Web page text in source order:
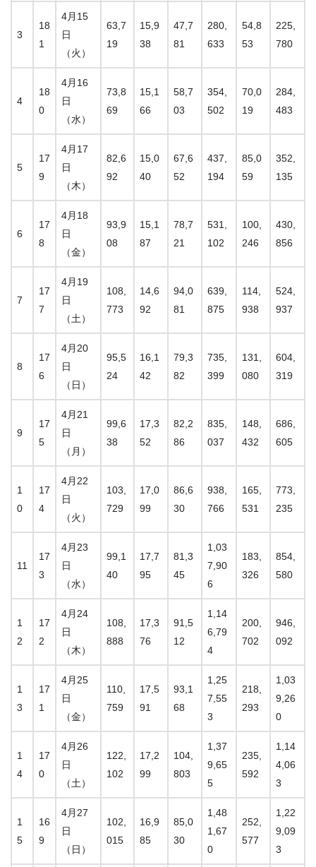
3
18
1
4月15
日
（火）
63,7
19
15,9
38
47,7
81
280,
633
54,8
53
225,
780
4
18
0
4月16
日
（水）
73,8
69
15,1
66
58,7
03
354,
502
70,0
19
284,
483
5
17
9
4月17
日
（木）
82,6
92
15,0
40
67,6
52
437,
194
85,0
59
352,
135
6
17
8
4月18
日
（金）
93,9
08
15,1
87
78,7
21
531,
102
100,
246
430,
856
7
17
7
4月19
日
（土）
108,
773
14,6
92
94,0
81
639,
875
114,
938
524,
937
8
17
6
4月20
日
（日）
95,5
24
16,1
42
79,3
82
735,
399
131,
080
604,
319
9
17
5
4月21
日
（月）
99,6
38
17,3
52
82,2
86
835,
037
148,
432
686,
605
1
0
17
4
4月22
日
（火）
103,
729
17,0
99
86,6
30
938,
766
165,
531
773,
235
11
17
3
4月23
日
（水）
99,1
40
17,7
95
81,3
45
1,03
7,90
6
183,
326
854,
580
1
2
17
2
4月24
日
（木）
108,
888
17,3
76
91,5
12
1,14
6,79
4
200,
702
946,
092
1
3
17
1
4月25
日
（金）
110,
759
17,5
91
93,1
68
1,25
7,55
3
218,
293
1,03
9,26
0
1
4
17
0
4月26
日
（土）
122,
102
17,2
99
104,
803
1,37
9,65
5
235,
592
1,14
4,06
3
1
5
16
9
4月27
日
（日）
102,
015
16,9
85
85,0
30
1,48
1,67
0
252,
577
1,22
9,09
3